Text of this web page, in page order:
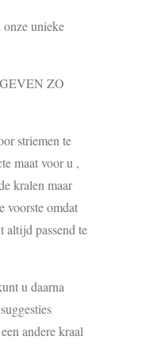
unieke
ZO
striemen te
maat voor u ,
kralen maar
voorste omdat
altijd passend te
u daarna
andere kraal